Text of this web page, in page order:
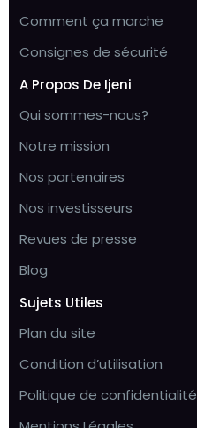
Comment ça marche
Consignes de sécurité
A Propos De Ijeni
Qui sommes-nous?
Notre mission
Nos partenaires
Nos investisseurs
Revues de presse
Blog
Sujets Utiles
Plan du site
Condition d’utilisation
Politique de confidentialité